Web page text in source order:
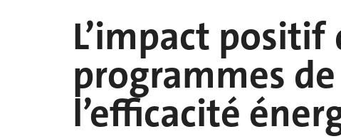
L’impact positif
programmes
l’efficacité